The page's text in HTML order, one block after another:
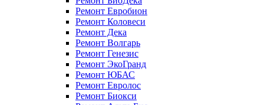
Ремонт Евробион
Ремонт Коловеси
Ремонт Дека
Ремонт Волгарь
Ремонт Генезис
Ремонт ЭкоГранд
Ремонт ЮБАС
Ремонт Евролос
Ремонт Биокси